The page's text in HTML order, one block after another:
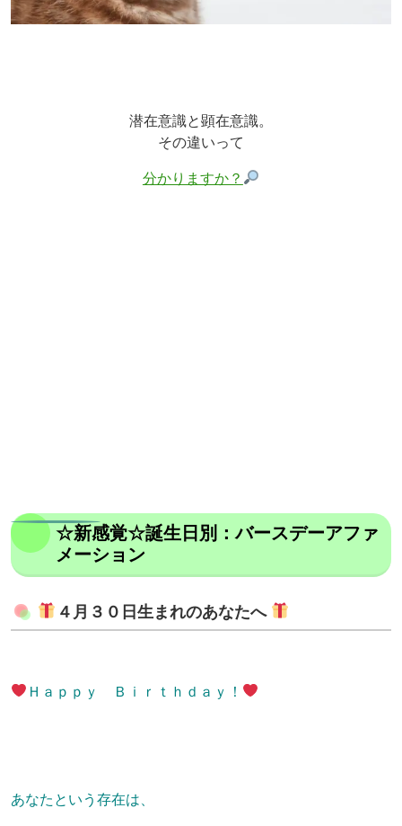
潜在意識と顕在意識。
その違いって
分かりますか？
☆新感覚☆誕生日別：バースデーアファ
メーション
４月３０日生まれのあなたへ
Ｈａｐｐｙ Ｂｉｒｔｈｄａｙ！
あなたという存在は、